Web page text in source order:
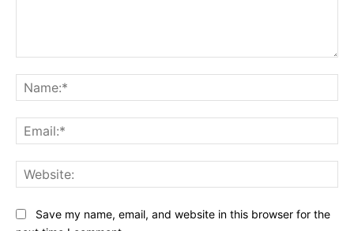
Save my name, email, and website in this browser for the